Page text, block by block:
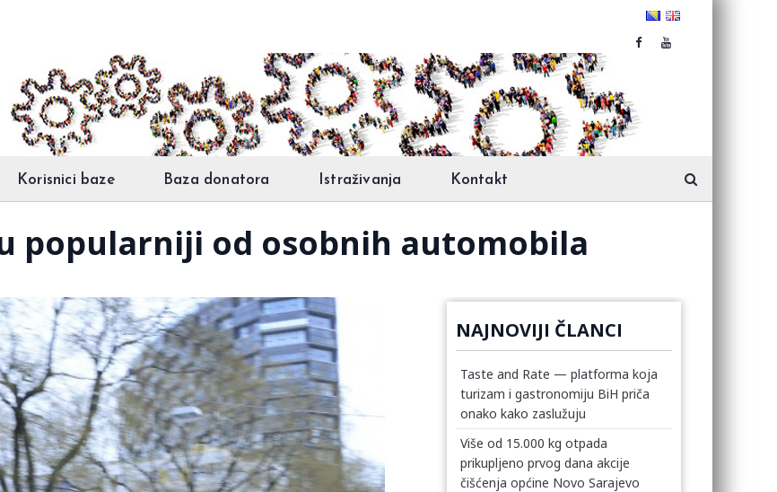
Korisnici baze Baza donatora Istraživanja Kontakt
popularniji od osobnih automobila
NAJNOVIJI ČLANCI
Taste and Rate — platforma koja
turizam i gastronomiju BiH priča
onako kako zaslužuju
Više od 15.000 kg otpada
prikupljeno prvog dana akcije
čišćenja općine Novo Sarajevo